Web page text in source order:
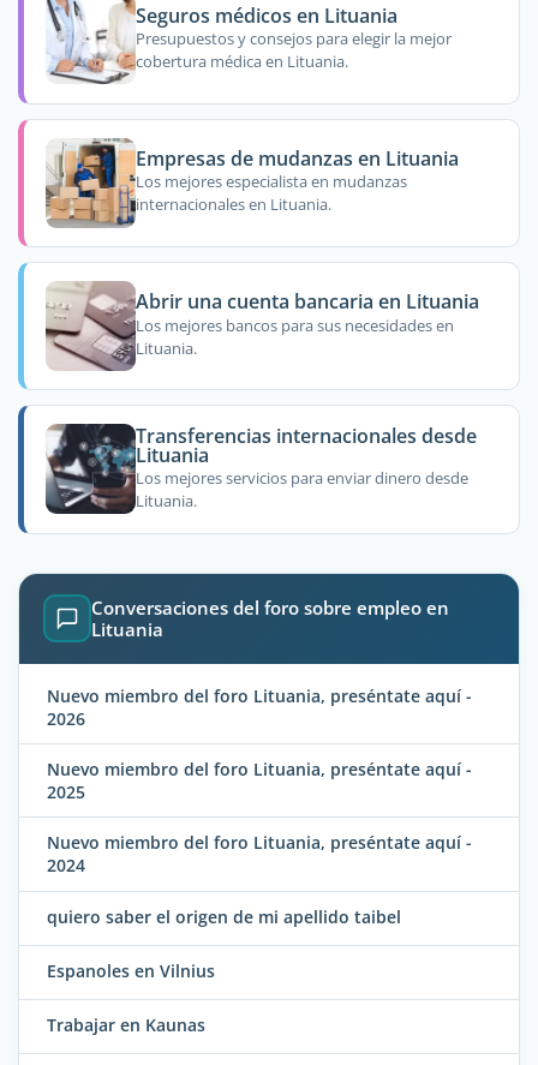
Seguros médicos en Lituania
Presupuestos y consejos para elegir la mejor
cobertura médica en Lituania.
Empresas de mudanzas en Lituania
Los mejores especialista en mudanzas
internacionales en Lituania.
Abrir una cuenta bancaria en Lituania
Los mejores bancos para sus necesidades en
Lituania.
Transferencias internacionales desde
Lituania
Los mejores servicios para enviar dinero desde
Lituania.
Conversaciones del foro sobre empleo en
Lituania
Nuevo miembro del foro Lituania, preséntate aquí -
2026
Nuevo miembro del foro Lituania, preséntate aquí -
2025
Nuevo miembro del foro Lituania, preséntate aquí -
2024
quiero saber el origen de mi apellido taibel
Espanoles en Vilnius
Trabajar en Kaunas